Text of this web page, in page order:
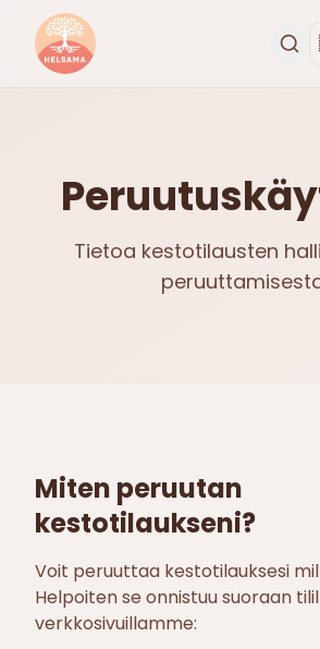
Tietoa kestotilausten
Miten peruutan
kestotilaukseni?
Voit peruuttaa kestotilauksesi
Helpoiten se onnistuu suoraan
verkkosivuillamme: